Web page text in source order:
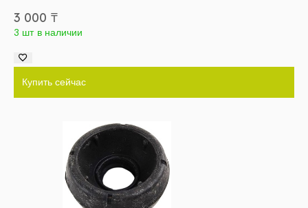
3 000 ₸
3 шт в наличии
Купить сейчас